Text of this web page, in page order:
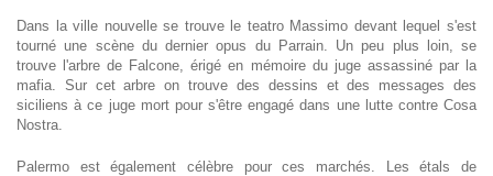
Dans la ville nouvelle se trouve le teatro Massimo devant lequel s'est
tourné une scène du dernier opus du Parrain. Un peu plus loin, se
trouve l'arbre de Falcone, érigé en mémoire du juge assassiné par la
mafia. Sur cet arbre on trouve des dessins et des messages des
siciliens à ce juge mort pour s'être engagé dans une lutte contre Cosa
Nostra.
Palermo est également célèbre pour ces marchés. Les étals de